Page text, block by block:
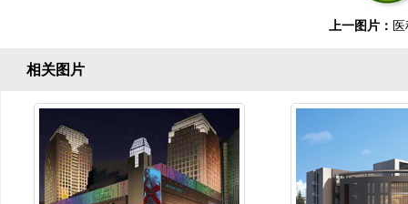
上一图片：
相关图片